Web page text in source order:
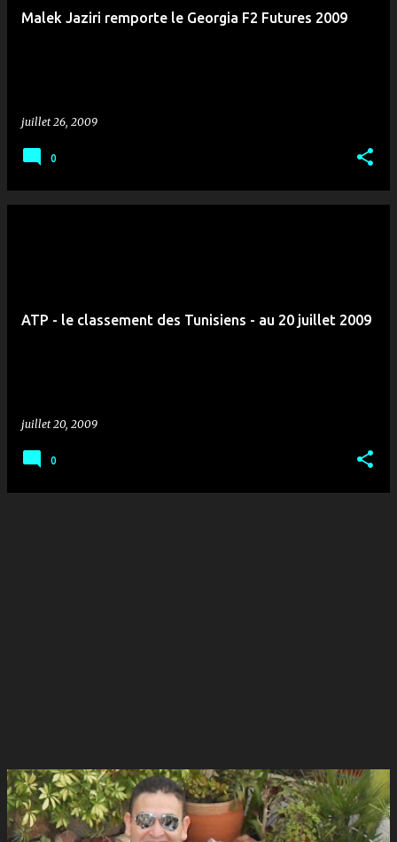
Malek Jaziri remporte le Georgia F2 Futures 2009
juillet 26, 2009
0
ATP - le classement des Tunisiens - au 20 juillet 2009
juillet 20, 2009
0